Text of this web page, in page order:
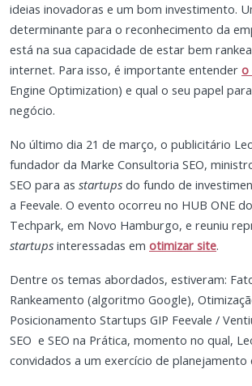
ideias inovadoras e um bom investimento.
determinante para o reconhecimento da
está na sua capacidade de estar bem
internet. Para isso, é importante entender o
Engine Optimization) e qual o seu papel
negócio.
No último dia 21 de março, o publicitário
fundador da Marke Consultoria SEO,
SEO para as startups do fundo de
a Feevale. O evento ocorreu no HUB ONE
Techpark, em Novo Hamburgo, e reuniu
startups interessadas em otimizar site.
Dentre os temas abordados, estiveram:
Rankeamento (algoritmo Google),
Posicionamento Startups GIP Feevale /
SEO e SEO na Prática, momento no qual,
convidados a um exercício de planejamento